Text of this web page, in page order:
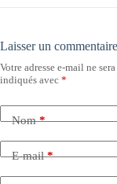
Laisser un commentaire
Votre adresse e-mail ne
indiqués avec *
Nom*
E-mail*